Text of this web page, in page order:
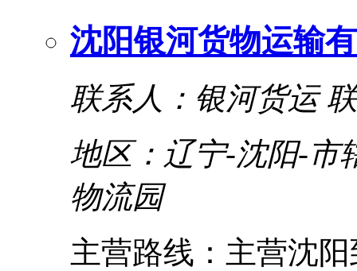
沈阳银河货物运输
联系人：银河货运
地区：辽宁-沈阳-市
物流园
主营路线：主营沈